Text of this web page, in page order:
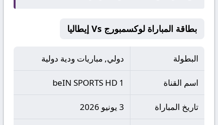
بطاقة المباراة لوكسمبورج Vs إيطاليا
البطولة دولي, مباريات ودية دولية
اسم القناة beIN SPORTS HD 1
تاريخ المباراة 3 يونيو 2026